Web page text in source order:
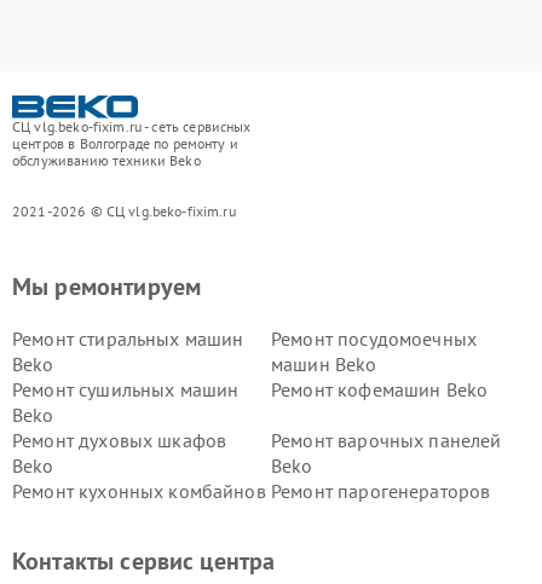
СЦ vlg.beko-fixim.ru - сеть сервисных
центров в Волгограде по ремонту и
обслуживанию техники Beko
2021-2026 © СЦ vlg.beko-fixim.ru
Мы ремонтируем
Ремонт стиральных машин
Beko
Ремонт посудомоечных
машин Beko
Ремонт сушильных машин
Beko
Ремонт кофемашин Beko
Ремонт духовых шкафов
Beko
Ремонт варочных панелей
Beko
Ремонт кухонных комбайнов Ремонт парогенераторов
Ремонт холодильников Beko Ремонт морозильных камер
Контакты сервис центра